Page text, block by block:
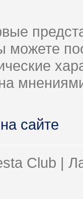
можете
сайте
Club |